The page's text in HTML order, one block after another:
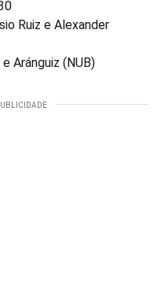
Ruiz e Alexander
Aránguiz (NUB)